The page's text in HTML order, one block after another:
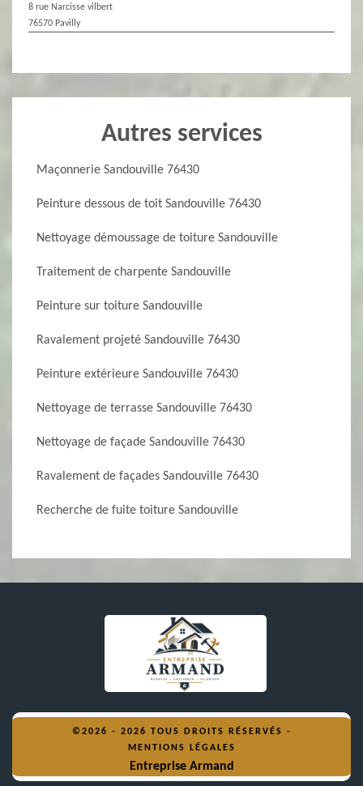
8 rue Narcisse vilbert
76570 Pavilly
Autres services
Maçonnerie Sandouville 76430
Peinture dessous de toit Sandouville 76430
Nettoyage démoussage de toiture Sandouville
Traitement de charpente Sandouville
Peinture sur toiture Sandouville
Ravalement projeté Sandouville 76430
Peinture extérieure Sandouville 76430
Nettoyage de terrasse Sandouville 76430
Nettoyage de façade Sandouville 76430
Ravalement de façades Sandouville 76430
Recherche de fuite toiture Sandouville
©2026 - 2026 TOUS DROITS RÉSERVÉS -
MENTIONS LÉGALES
Entreprise Armand